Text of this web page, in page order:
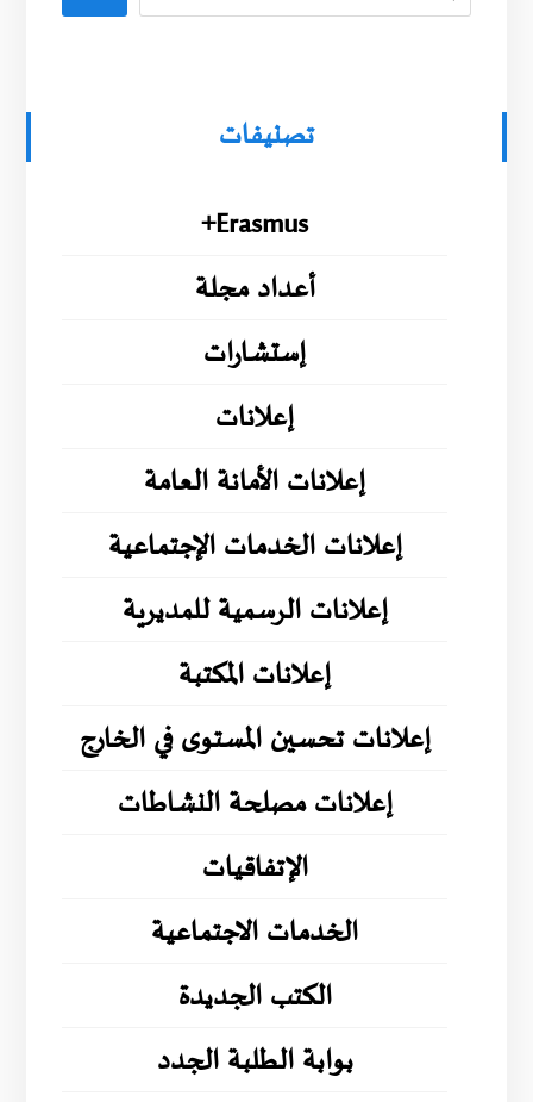
تصنيفات
Erasmus+
أعداد مجلة
إستشارات
إعلانات
إعلانات الأمانة العامة
إعلانات الخدمات الإجتماعية
إعلانات الرسمية للمديرية
إعلانات المكتبة
إعلانات تحسين المستوى في الخارج
إعلانات مصلحة النشاطات
الإتفاقيات
الخدمات الاجتماعية
الكتب الجديدة
بوابة الطلبة الجدد